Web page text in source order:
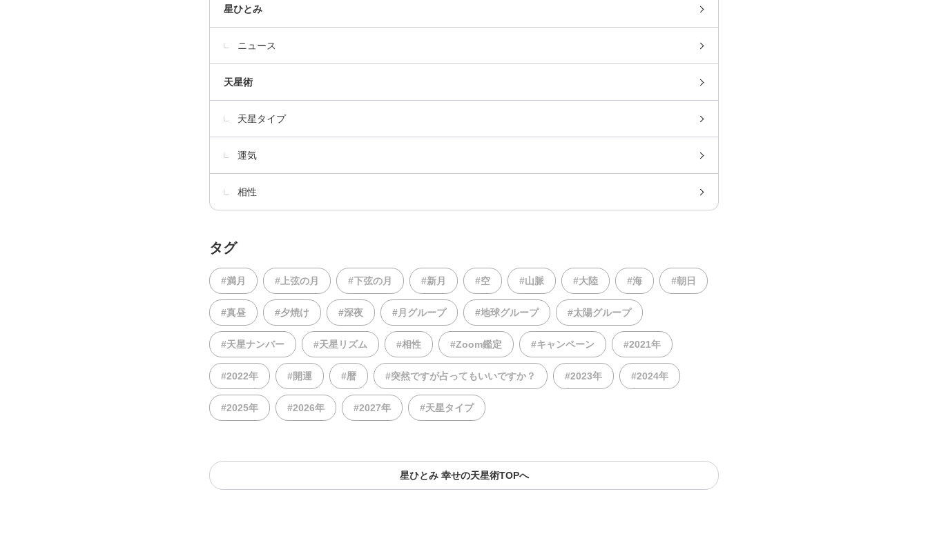
星ひとみ
ニュース
天星術
天星タイプ
運気
相性
タグ
#満月 #上弦の月 #下弦の月 #新月 #空 #山脈 #大陸 #海 #朝日
#真昼 #夕焼け #深夜 #月グループ #地球グループ #太陽グループ
#天星ナンバー #天星リズム #相性 #Zoom鑑定 #キャンペーン #2021年
#2022年 #開運 #暦 #突然ですが占ってもいいですか？ #2023年 #2024年
#2025年 #2026年 #2027年 #天星タイプ
星ひとみ 幸せの天星術TOPへ